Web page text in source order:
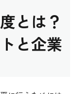
とは？
と企業